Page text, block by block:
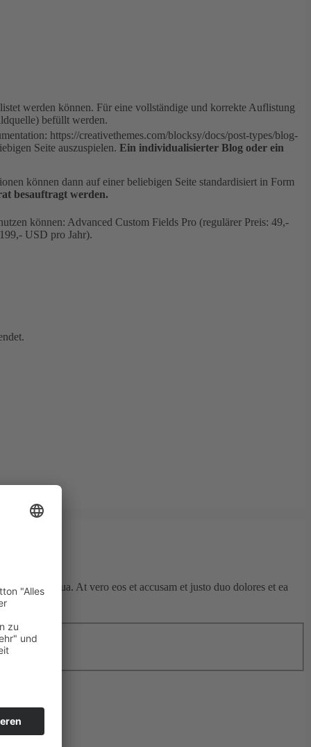
werden können. Für eine vollständige und korrekte Auflistung
befüllt werden.
https://creativethemes.com/blocksy/docs/post-types/blog-
Seite auszuspielen. Ein individualisierter Blog oder ein
können dann auf einer beliebigen Seite standardisiert in Form
besauftragt werden.
können: Advanced Custom Fields Pro (regulärer Preis: 49,-
USD pro Jahr).
voluptua. At vero eos et accusam et justo duo dolores et ea